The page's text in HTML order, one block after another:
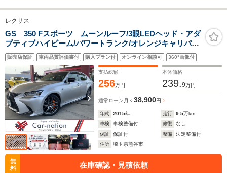
レクサス
GS 350 Fスポーツ ムーンルーフ/3眼LEDヘッド・アダ
プティブハイビーム/パワートランク/オレンジキャリパー/
赤革シート/セーフティシステムプラス/前席パワーシー
ト・シートヒーター/純正SDナビ/ビルトインETC2.0/ドラ
レコ
販売店保証 車両品質評価書付 購入プラン付 オンライン相談可 360°画像付
支払総額
256万円
本体価格
239.9万円
通常ローン 月々38,900円
年式 2015年 走行 9.5万km
車検
車検整備付 修復
なし
保証
保証付 整備
法定整備付
住所
埼玉県熊谷市
無
料
在庫確認・見積依頼